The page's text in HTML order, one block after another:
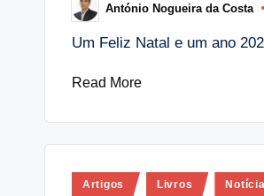
Posted
by
António Nogueira da Costa
Um Feliz Natal e um ano
Read More
Posted
Artigos Livros